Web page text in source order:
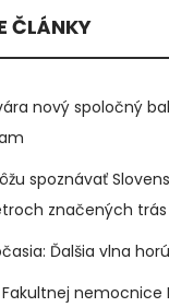
ČLÁNKY
nový spoločný
spoznávať
značených trás
Ďalšia vlna
nemocnice